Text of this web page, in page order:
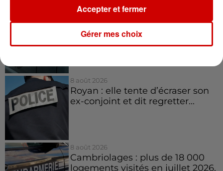
8 août 2026
Aide carburant pour les "grands
rouleurs" : le délai pour la...
8 août 2026
Royan : elle tente d’écraser son
ex-conjoint et dit regretter...
8 août 2026
Cambriolages : plus de 18 000
logements visités en juillet 2026,
Gérer mes choix
Accepter et fermer